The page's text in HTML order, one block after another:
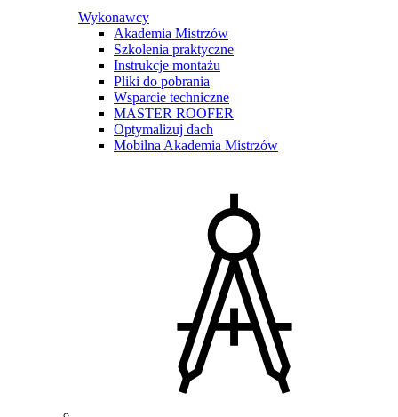
Wykonawcy
Akademia Mistrzów
Szkolenia praktyczne
Instrukcje montażu
Pliki do pobrania
Wsparcie techniczne
MASTER ROOFER
Optymalizuj dach
Mobilna Akademia Mistrzów